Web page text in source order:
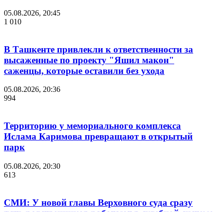
05.08.2026, 20:45
1 010
В Ташкенте привлекли к ответственности за
высаженные по проекту "Яшил макон"
саженцы, которые оставили без ухода
05.08.2026, 20:36
994
Территорию у мемориального комплекса
Ислама Каримова превращают в открытый
парк
05.08.2026, 20:30
613
СМИ: У новой главы Верховного суда сразу